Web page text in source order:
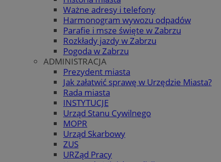
Ważne adresy i telefony
Harmonogram wywozu odpadów
Parafie i msze święte w Zabrzu
Rozkłady jazdy w Zabrzu
Pogoda w Zabrzu
ADMINISTRACJA
Prezydent miasta
Jak załatwić sprawę w Urzędzie Miasta?
Rada miasta
INSTYTUCJE
Urząd Stanu Cywilnego
MOPR
Urząd Skarbowy
ZUS
URZąd Pracy